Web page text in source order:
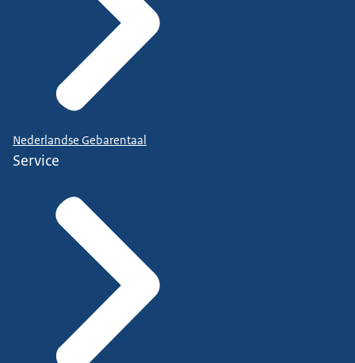
Nederlandse Gebarentaal
Service